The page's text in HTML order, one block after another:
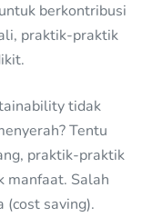
berkontribusi
praktik-praktik
tidak
Tentu
praktik-praktik
manfaat. Salah
(cost saving).